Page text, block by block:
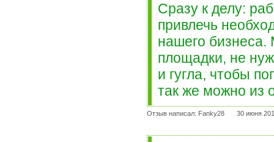
Сразу к делу:
привлечь
нашего
площадки, не
и гугла, чтобы
так же можно из
Отзыв написал: Fanky28 30 июня